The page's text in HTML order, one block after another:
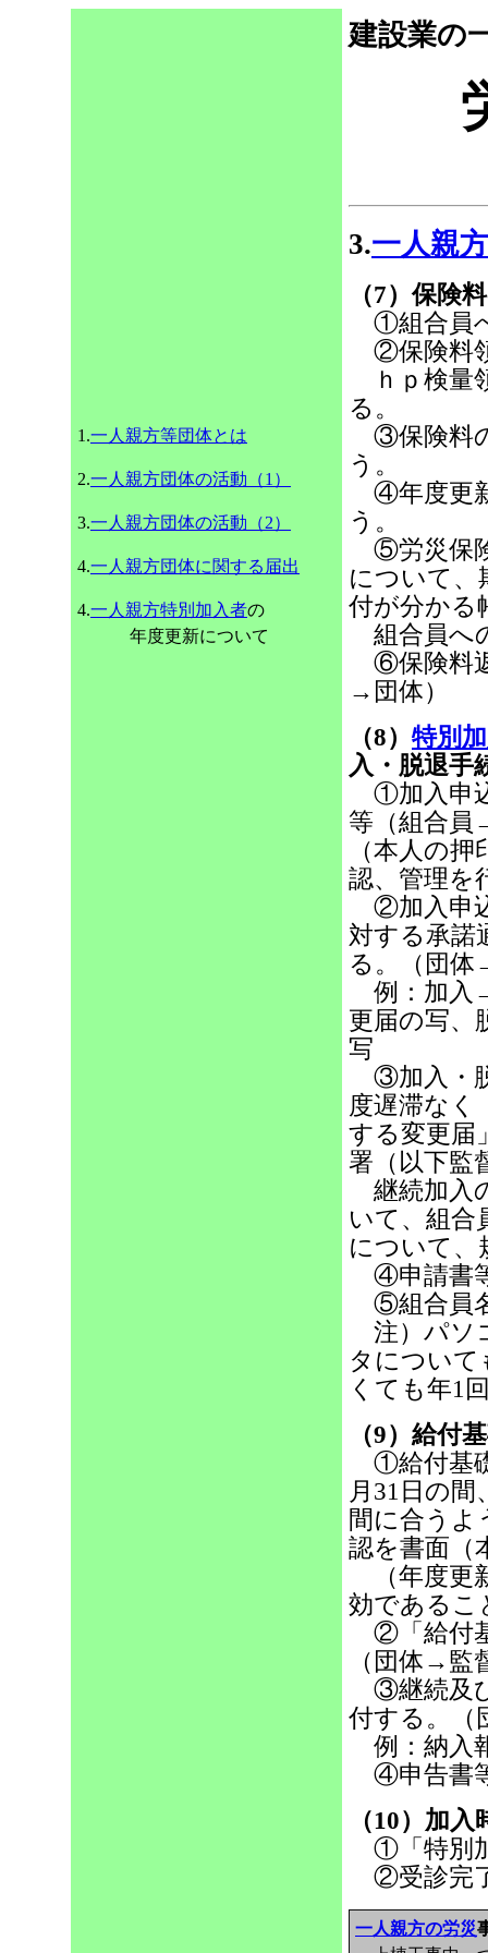
1.一人親方等団体とは
2.一人親方団体の活動（1）
3.一人親方団体の活動（2）
4.一人親方団体に関する届出
4.一人親方特別加入者の
年度更新について
建設業の
3.一人親
（7）保険
①組合員
②保険料
ｈｐ検量
る。
③保険料
う。
④年度更
う。
⑤労災保
について、
付が分かる
組合員へ
⑥保険料
→団体）
（8） 特別
入・脱退手
①加入申
等（組合員
（本人の
認、管理を
②加入申
対する承諾
る。（団
例：加入
更届の写、
写
③加入・
度遅滞なく
する変更届
署（以下監
継続加入
いて、組合
について、
④申請書
⑤組合員
注）パソ
タについて
くても年1
（9）給付
①給付基礎
月31日の
間に合うよ
認を書面（
（年度更
効であるこ
②「給付
（団体→監
③継続及
付する。（
例：納入
④申告書
（10）加
①「特別
②受診完
一人親方の労災